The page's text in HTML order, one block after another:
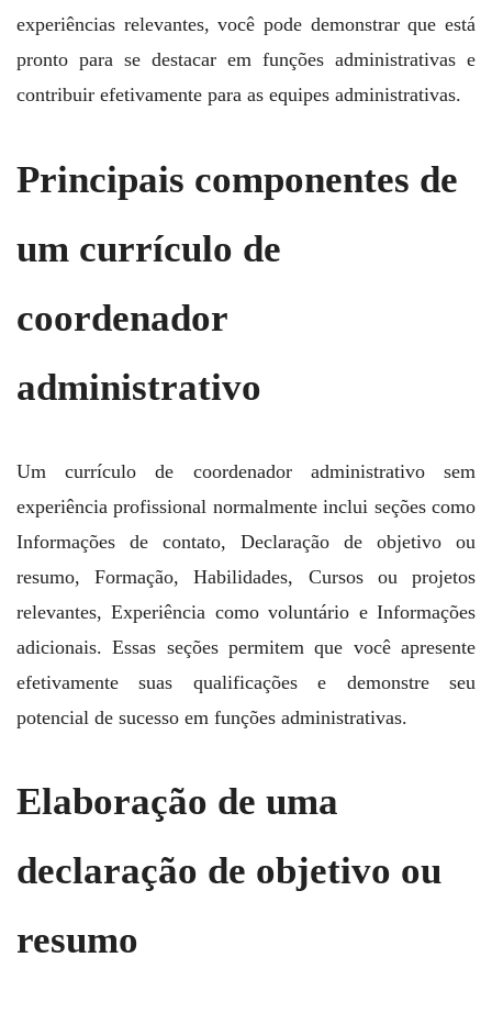
experiências relevantes, você pode demonstrar que está
pronto para se destacar em funções administrativas e
contribuir efetivamente para as equipes administrativas.
Principais componentes de
um currículo de
coordenador
administrativo
Um currículo de coordenador administrativo sem
experiência profissional normalmente inclui seções como
Informações de contato, Declaração de objetivo ou
resumo, Formação, Habilidades, Cursos ou projetos
relevantes, Experiência como voluntário e Informações
adicionais. Essas seções permitem que você apresente
efetivamente suas qualificações e demonstre seu
potencial de sucesso em funções administrativas.
Elaboração de uma
declaração de objetivo ou
resumo